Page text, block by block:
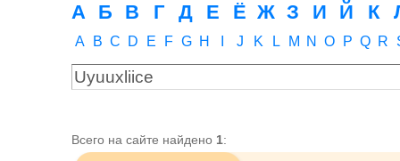
А Б В Г Д Е Ё Ж З И Й К
A B C D E F G H J K L M N O P Q R
Всего на сайте найдено 1: